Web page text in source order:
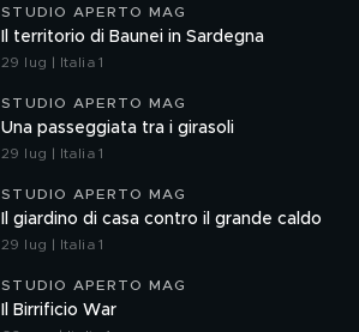
STUDIO APERTO MAG
Il territorio di Baunei in Sardegna
29 lug | Italia 1
STUDIO APERTO MAG
Una passeggiata tra i girasoli
29 lug | Italia 1
STUDIO APERTO MAG
Il giardino di casa contro il grande caldo
29 lug | Italia 1
STUDIO APERTO MAG
Il Birrificio War